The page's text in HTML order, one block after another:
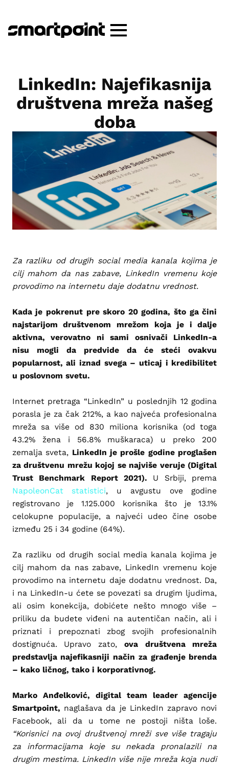
LinkedIn: Najefikasnija
društvena mreža našeg
doba
Za razliku od drugih social media kanala kojima je
cilj mahom da nas zabave, LinkedIn vremenu koje
provodimo na internetu daje dodatnu vrednost.
Kada je pokrenut pre skoro 20 godina, što ga čini
najstarijom društvenom mrežom koja je i dalje
aktivna, verovatno ni sami osnivači LinkedIn-a
nisu mogli da predvide da će steći ovakvu
popularnost, ali iznad svega – uticaj i kredibilitet
u poslovnom svetu.
Internet pretraga “LinkedIn” u poslednjih 12 godina
porasla je za čak 212%, a kao najveća profesionalna
mreža sa više od 830 miliona korisnika (od toga
43.2% žena i 56.8% muškaraca) u preko 200
zemalja sveta, LinkedIn je prošle godine proglašen
za društvenu mrežu kojoj se najviše veruje (Digital
Trust Benchmark Report 2021). U Srbiji, prema
NapoleonCat statistici, u avgustu ove godine
registrovano je 1.125.000 korisnika što je 13.1%
celokupne populacije, a najveći udeo čine osobe
između 25 i 34 godine (64%).
Za razliku od drugih social media kanala kojima je
cilj mahom da nas zabave, LinkedIn vremenu koje
provodimo na internetu daje dodatnu vrednost. Da,
i na LinkedIn-u ćete se povezati sa drugim ljudima,
ali osim konekcija, dobićete nešto mnogo više –
priliku da budete viđeni na autentičan način, ali i
priznati i prepoznati zbog svojih profesionalnih
dostignuća. Upravo zato, ova društvena mreža
predstavlja najefikasniji način za građenje brenda
– kako ličnog, tako i korporativnog.
Marko Anđelković, digital team leader agencije
Smartpoint, naglašava da je LinkedIn zapravo novi
Facebook, ali da u tome ne postoji ništa loše.
“Korisnici na ovoj društvenoj mreži sve više tragaju
za informacijama koje su nekada pronalazili na
drugim mestima. LinkedIn više nije mreža koja nudi